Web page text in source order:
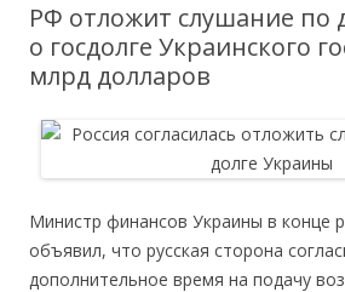
РФ отложит слушание по
о госдолге Украинского
млрд долларов
Министр финансов Украины в конце
объявил, что русская сторона
дополнительное время на подачу